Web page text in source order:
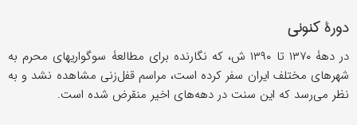
دورۀ کنونی
در دهۀ ۱۳۷۰ تا ۱۳۹۰ ش، که نگارنده برای مطالعۀ سوگواریهای محرم به
شهرهای مختلف ایران سفر کرده است، مراسم قفل‌زنی مشاهده نشد و به
نظر می‌رسد که این سنت در دهه‌های اخیر منقرض شده است.